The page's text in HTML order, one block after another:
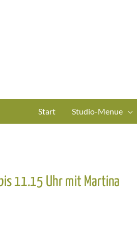
Start Studio-Menue
bis 11.15 Uhr mit Martina